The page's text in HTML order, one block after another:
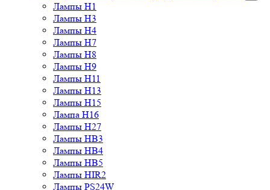
Лампы H1
Лампы H3
Лампы H4
Лампы H7
Лампы H8
Лампы H9
Лампы H11
Лампы H13
Лампы H15
Лампа H16
Лампы H27
Лампы HB3
Лампы HB4
Лампы HB5
Лампы HIR2
Лампы PS24W